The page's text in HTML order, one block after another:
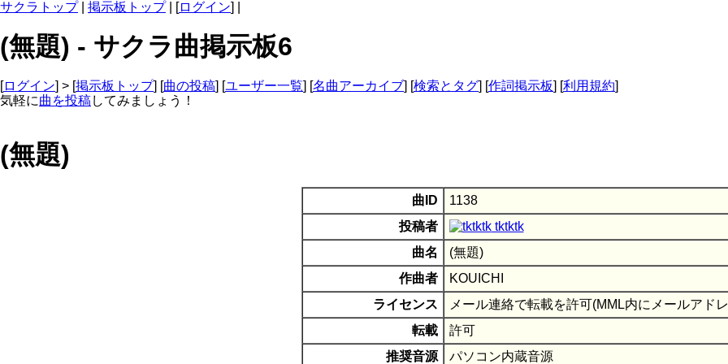
サクラトップ| 掲示板トップ| [ログイン] |
(無題) - サクラ曲掲示板6
[ログイン] > [掲示板トップ] [曲の投稿] [ユーザー一覧] [名曲アーカイブ] [検索とタグ] [作詞掲示板] [利用規約]
気軽に曲を投稿してみましょう！
(無題)
曲ID
1138
投稿者
tktktk
曲名
(無題)
作曲者
KOUICHI
ライセンス
メール連絡で転載を許可(MML内にメールアド
転載
許可
推奨音源
パソコン内蔵音源